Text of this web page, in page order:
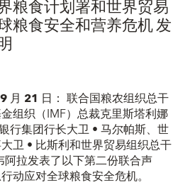
粮食计划署和世界贸易
粮食安全和营养危机 发
9月 21 日： 联合国粮农组织总干
组织（IMF）总裁克里斯塔利娜
行集团行长大卫 • 马尔帕斯、世
卫 • 比斯利和世界贸易组织总干
拉发表了以下第二份联合声
动应对全球粮食安全危机。